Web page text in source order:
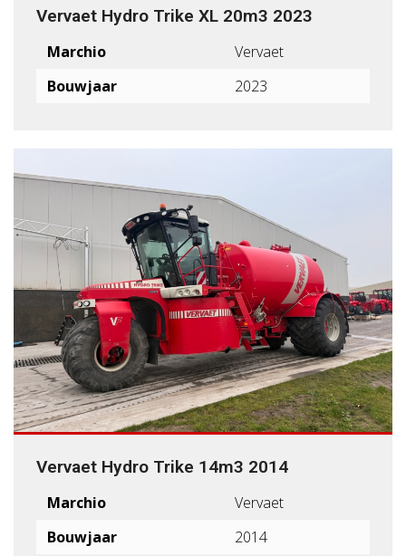
Vervaet Hydro Trike XL 20m3 2023
Marchio
Vervaet
Bouwjaar
2023
Vervaet Hydro Trike 14m3 2014
Marchio
Vervaet
Bouwjaar
2014